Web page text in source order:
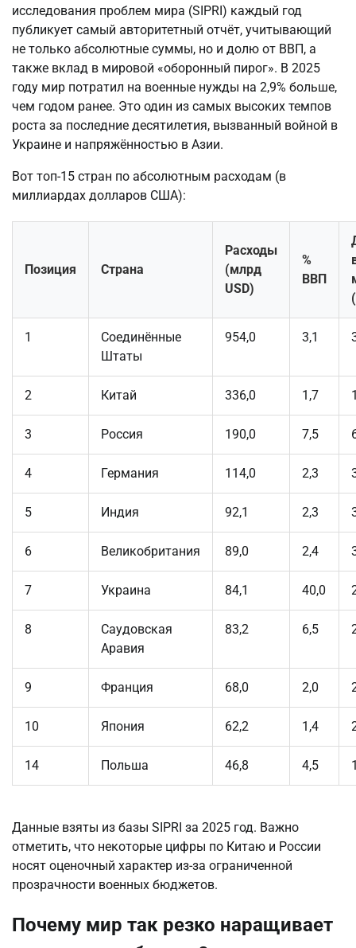
исследования проблем мира (SIPRI) каждый год
публикует самый авторитетный отчёт, учитывающий
не только абсолютные суммы, но и долю от ВВП, а
также вклад в мировой «оборонный пирог». В 2025
году мир потратил на военные нужды на 2,9% больше,
чем годом ранее. Это один из самых высоких темпов
роста за последние десятилетия, вызванный войной в
Украине и напряжённостью в Азии.
Вот топ-15 стран по абсолютным расходам (в
миллиардах долларов США):
Позиция Страна
Расходы
(млрд
USD)
%
ВВП
1
Соединённые
Штаты
954,0 3,1
2 Китай 336,0 1,7
3 Россия 190,0 7,5
4 Германия 114,0 2,3
5 Индия 92,1 2,3
6 Великобритания 89,0 2,4
7 Украина 84,1 40,0
8
Саудовская
Аравия
83,2 6,5
9 Франция 68,0 2,0
10 Япония 62,2 1,4
14 Польша 46,8 4,5
Данные взяты из базы SIPRI за 2025 год. Важно
отметить, что некоторые цифры по Китаю и России
носят оценочный характер из-за ограниченной
прозрачности военных бюджетов.
Почему мир так резко наращивает